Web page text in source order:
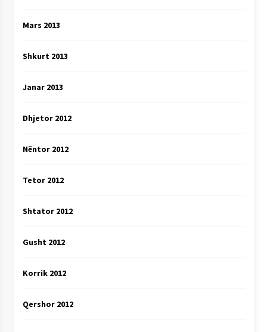
Mars 2013
Shkurt 2013
Janar 2013
Dhjetor 2012
Nëntor 2012
Tetor 2012
Shtator 2012
Gusht 2012
Korrik 2012
Qershor 2012